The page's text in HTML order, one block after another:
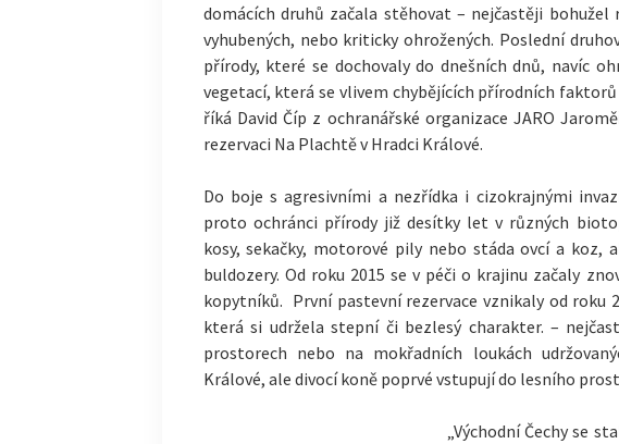
domácích druhů začala stěhovat – nejčastěji bohužel
vyhubených, nebo kriticky ohrožených. Poslední
přírody, které se dochovaly do dnešních dnů, navíc
vegetací, která se vlivem chybějících přírodních faktorů
říká David Číp z ochranářské organizace JARO
rezervaci Na Plachtě v Hradci Králové.
Do boje s agresivními a nezřídka i cizokrajnými
proto ochránci přírody již desítky let v různých
kosy, sekačky, motorové pily nebo stáda ovcí a koz,
buldozery. Od roku 2015 se v péči o krajinu začaly
kopytníků. První pastevní rezervace vznikaly od roku
která si udržela stepní či bezlesý charakter. –
prostorech nebo na mokřadních loukách
Králové, ale divocí koně poprvé vstupují do lesního
„Východní Čechy se